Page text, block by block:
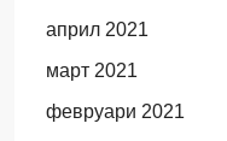
април 2021
март 2021
февруари 2021